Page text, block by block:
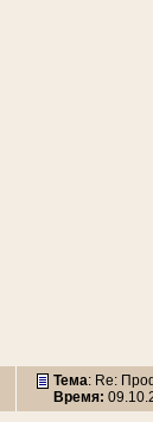
Тема: Re:
Время: